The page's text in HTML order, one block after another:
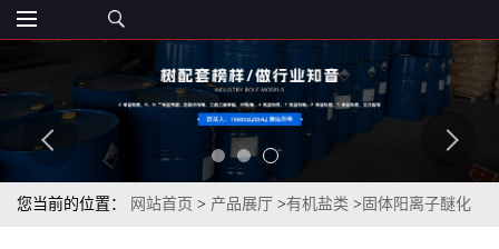
您当前的位置： 网站首页 > 产品展厅 >有机盐类 > 固体阳离子醚化